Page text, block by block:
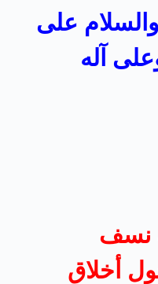
والسلام على
آله
نسف
أخلاق